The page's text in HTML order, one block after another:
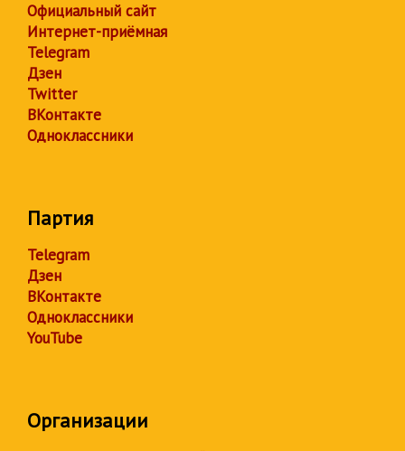
Официальный сайт
Интернет-приёмная
Telegram
Дзен
Twitter
ВКонтакте
Одноклассники
Партия
Telegram
Дзен
ВКонтакте
Одноклассники
YouTube
Организации